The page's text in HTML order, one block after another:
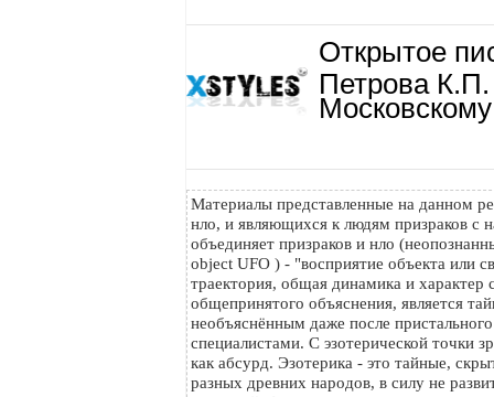
Открытое
Петрова
Материалы представленные на данном
нло, и являющихся к людям призраков с
объединяет призраков и нло
object UFO ) - "восприятие объекта или
траектория, общая динамика и характер
общепринятого объяснения, является
необъяснённым даже после
специалистами. С эзотерической точки
как абсурд. Эзотерика - это тайные,
разных древних народов, в силу не